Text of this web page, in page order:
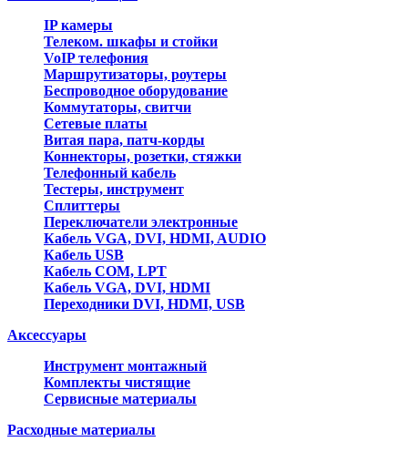
IP камеры
Телеком. шкафы и стойки
VoIP телефония
Маршрутизаторы, роутеры
Беспроводное оборудование
Коммутаторы, свитчи
Сетевые платы
Витая пара, патч-корды
Коннекторы, розетки, стяжки
Телефонный кабель
Тестеры, инструмент
Сплиттеры
Переключатели электронные
Кабель VGA, DVI, HDMI, AUDIO
Кабель USB
Кабель COM, LPT
Кабель VGA, DVI, HDMI
Переходники DVI, HDMI, USB
Аксессуары
Инструмент монтажный
Комплекты чистящие
Сервисные материалы
Расходные материалы